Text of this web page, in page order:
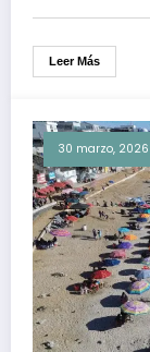
Leer Más
30 marzo, 2026